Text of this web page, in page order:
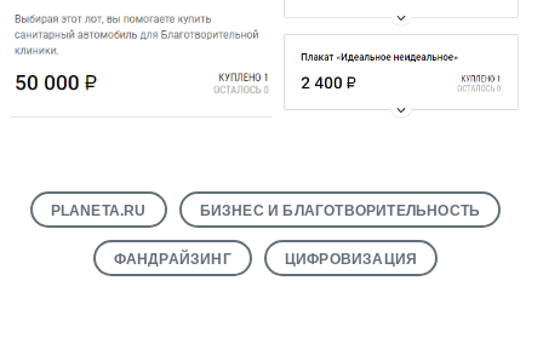
PLANETA.RU БИЗНЕС И БЛАГОТВОРИТЕЛЬНОСТЬ
ФАНДРАЙЗИНГ ЦИФРОВИЗАЦИЯ